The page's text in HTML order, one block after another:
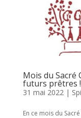
Mois du
futurs prêtres !
31 mai 2022 |
En ce mois du